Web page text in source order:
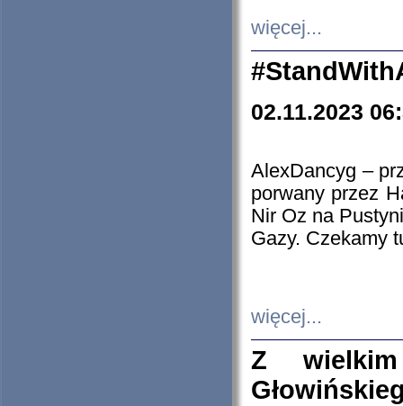
więcej...
02.11.2023
AlexDancyg –
porwany przez
Nir Oz na
Gazy. Czekamy
więcej...
Z